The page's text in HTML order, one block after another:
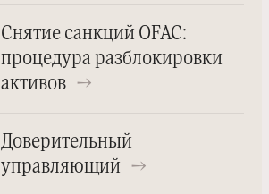
Снятие санкций OFAC:
процедура разблокировки
активов →
Доверительный
управляющий
→